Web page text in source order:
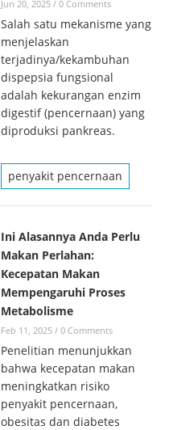
Jun 20, 2025 / 0 Comments
Salah satu mekanisme yang
menjelaskan
terjadinya/kekambuhan
dispepsia fungsional
adalah kekurangan enzim
digestif (pencernaan) yang
diproduksi pankreas.
penyakit pencernaan
Ini Alasannya Anda Perlu
Makan Perlahan:
Kecepatan Makan
Mempengaruhi Proses
Metabolisme
Feb 11, 2025 / 0 Comments
Penelitian menunjukkan
bahwa kecepatan makan
meningkatkan risiko
penyakit pencernaan,
obesitas dan diabetes